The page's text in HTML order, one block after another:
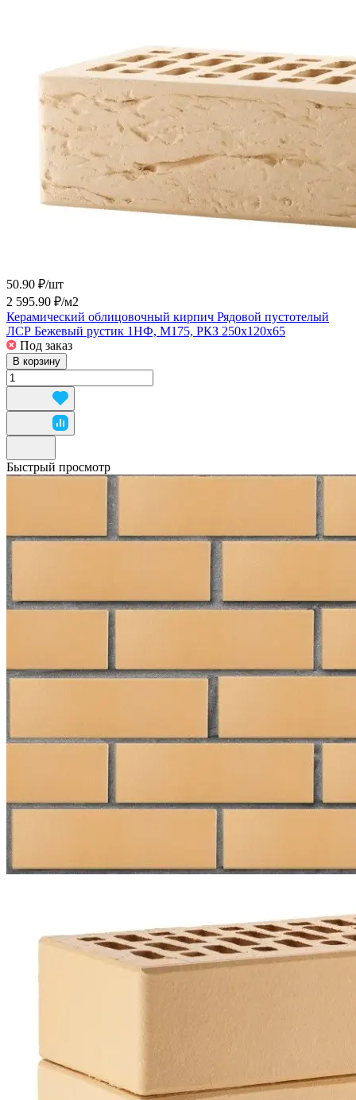
50.90 ₽/шт
2 595.90 ₽/м2
Керамический облицовочный кирпич Рядовой пустотелый
ЛСР Бежевый рустик 1НФ, М175, РКЗ 250x120x65
Под заказ
В корзину
Быстрый просмотр